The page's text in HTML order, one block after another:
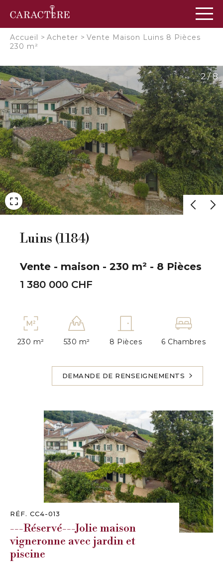
Accueil > Acheter > Vente Maison Luins 8 Pièces
230 m²
2 / 8
Luins (1184)
Vente - maison - 230 m² - 8 Pièces
1 380 000 CHF
230 m² 530 m² 8 Pièces 6 Chambres
DEMANDE DE RENSEIGNEMENTS
RÉF. CC4-013
---Réservé---Jolie maison
vigneronne avec jardin et
piscine
Panneau de gestion des cookies